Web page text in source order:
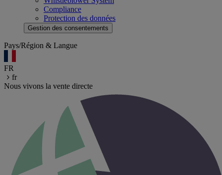
Compliance
Protection des données
Gestion des consentements
Pays/Région & Langue
FR
fr
Nous vivons la vente directe